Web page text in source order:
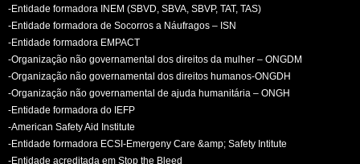
-Entidade formadora INEM (SBVD, SBVA, SBVP, TAT, TAS)
-Entidade formadora de Socorros a Náufragos – ISN
-Entidade formadora EMPACT
-Organização não governamental dos direitos da mulher – ONGDM
-Organização não governamental dos direitos humanos-ONGDH
-Organização não governamental de ajuda humanitária – ONGH
-Entidade formadora do IEFP
-American Safety Aid Institute
-Entidade formadora ECSI-Emergeny Care &amp; Safety Intitute
-Entidade acreditada em Stop the Bleed